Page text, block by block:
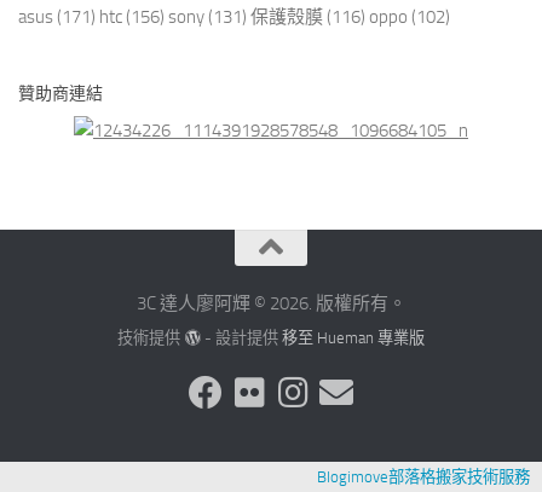
asus (171) htc (156) sony (131) 保護殼膜 (116) oppo (102)
贊助商連結
3C 達人廖阿輝 © 2026. 版權所有。
技術提供 - 設計提供 移至 Hueman 專業版
Blogimove部落格搬家技術服務